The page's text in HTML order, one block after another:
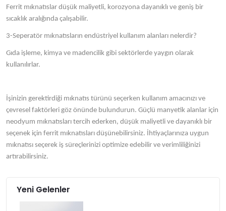
Ferrit mıknatıslar düşük maliyetli, korozyona dayanıklı ve geniş bir
sıcaklık aralığında çalışabilir.
3-Seperatör mıknatısların endüstriyel kullanım alanları nelerdir?
Gıda işleme, kimya ve madencilik gibi sektörlerde yaygın olarak
kullanılırlar.
İşinizin gerektirdiği mıknatıs türünü seçerken kullanım amacınızı ve
çevresel faktörleri göz önünde bulundurun. Güçlü manyetik alanlar için
neodyum mıknatısları tercih ederken, düşük maliyetli ve dayanıklı bir
seçenek için ferrit mıknatısları düşünebilirsiniz. İhtiyaçlarınıza uygun
mıknatısı seçerek iş süreçlerinizi optimize edebilir ve verimliliğinizi
artırabilirsiniz.
Yeni Gelenler